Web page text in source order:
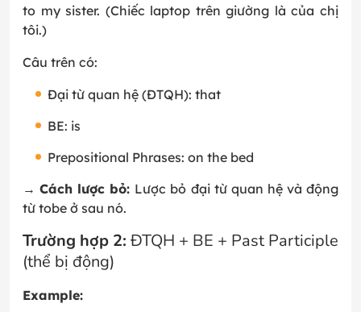
to my sister. (Chiếc laptop trên giường là của chị
tôi.)
Câu trên có:
Đại từ quan hệ (ĐTQH): that
BE: is
Prepositional Phrases: on the bed
→Cách lược bỏ: Lược bỏ đại từ quan hệ và động
từ tobe ở sau nó.
Trường hợp 2: ĐTQH + BE + Past Participle
(thể bị động)
Example: